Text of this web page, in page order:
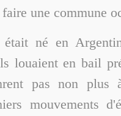
une commune
né en
louaient en bail
pas non plus
mouvements